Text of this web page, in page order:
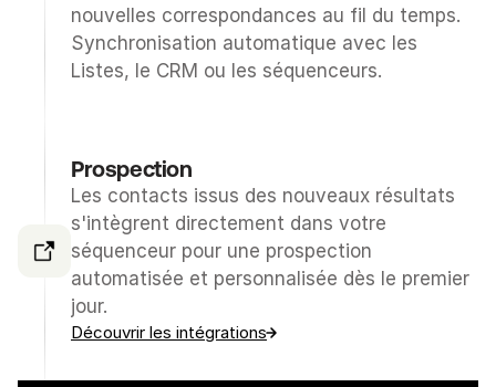
nouvelles correspondances au fil du temps.
Synchronisation automatique avec les
Listes, le CRM ou les séquenceurs.
Prospection
Les contacts issus des nouveaux résultats
s'intègrent directement dans votre
séquenceur pour une prospection
automatisée et personnalisée dès le premier
jour.
Découvrir les intégrations